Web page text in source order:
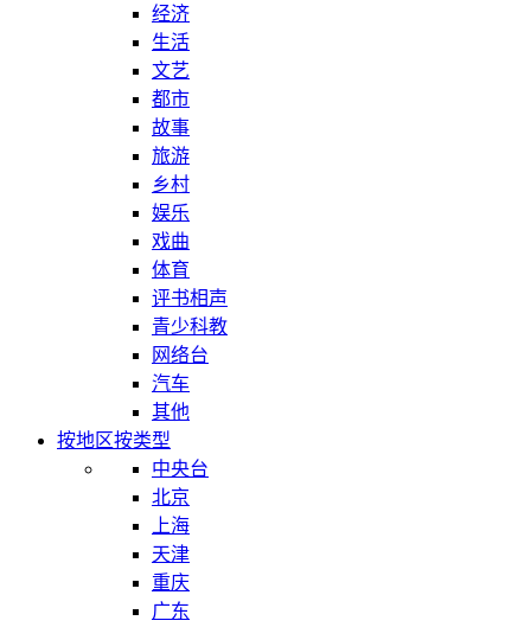
经济
生活
文艺
都市
故事
旅游
乡村
娱乐
戏曲
体育
评书相声
青少科教
网络台
汽车
其他
按地区按类型
中央台
北京
上海
天津
重庆
广东